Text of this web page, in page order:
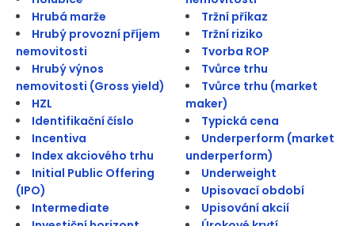
Hrubá marže
Hrubý provozní příjem
nemovitosti
Hrubý výnos
nemovitosti (Gross yield)
HZL
Identifikační číslo
Incentiva
Index akciového trhu
Initial Public Offering
(IPO)
Intermediate
Tržní příkaz
Tržní riziko
Tvorba ROP
Tvůrce trhu
Tvůrce trhu (market
maker)
Typická cena
Underperform (market
underperform)
Underweight
Upisovací období
Upisování akcií